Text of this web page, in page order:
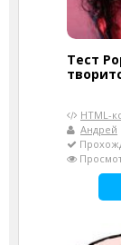
Тест
HTML-
Андрей